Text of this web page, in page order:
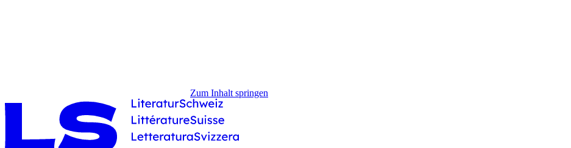
Zum Inhalt springen